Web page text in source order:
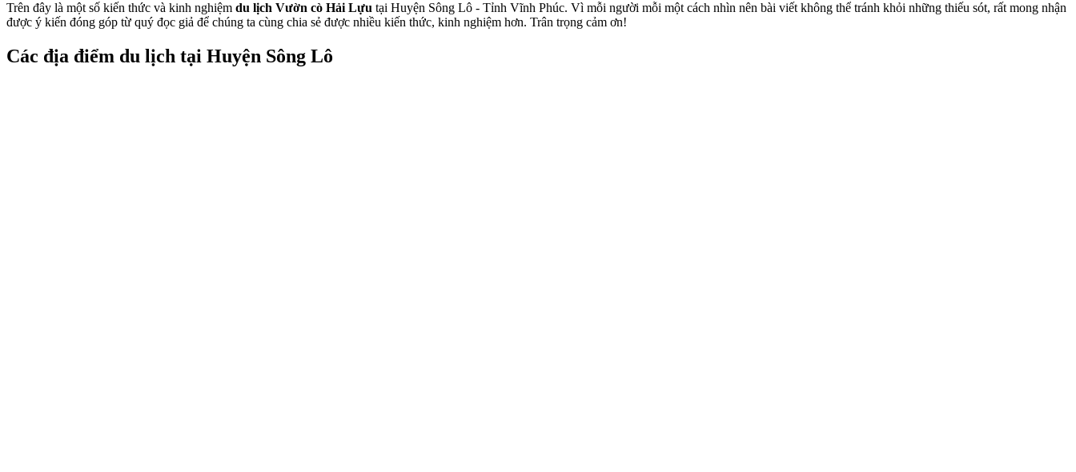
Trên đây là một số kiến thức và kinh nghiệm du lịch Vườn cò Hải Lựu tại Huyện Sông Lô - Tỉnh Vĩnh Phúc. Vì mỗi người mỗi một cách nhìn nên bài viết không thể tránh khỏi những thiếu sót, rất mong nhận
được ý kiến đóng góp từ quý đọc giả để chúng ta cùng chia sẻ được nhiều kiến thức, kinh nghiệm hơn. Trân trọng cảm ơn!
Các địa điểm du lịch tại Huyện Sông Lô